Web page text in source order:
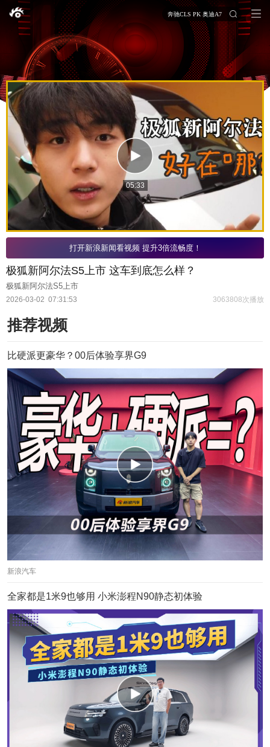
奔驰CLS PK 奥迪A7
05:33
打开新浪新闻看视频 提升3倍流畅度！
极狐新阿尔法S5上市 这车到底怎么样？
极狐新阿尔法S5上市
2026-03-02 07:31:53 3063808次播放
推荐视频
比硬派更豪华？00后体验享界G9
新浪汽车
全家都是1米9也够用 小米澎程N90静态初体验